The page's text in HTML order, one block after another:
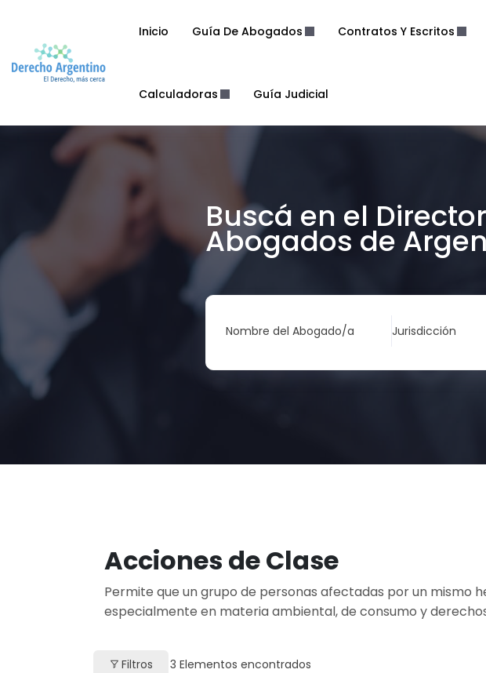
Inicio Guía De Abogados Contratos Y Escritos
Calculadoras Guía Judicial
Buscá en el
Abogados de
Nombre del Abogado/a Jurisdicción
Acciones de Clase
Permite que un grupo de personas afectadas por un mismo
especialmente en materia ambiental, de consumo y
Filtros 3 Elementos encontrados